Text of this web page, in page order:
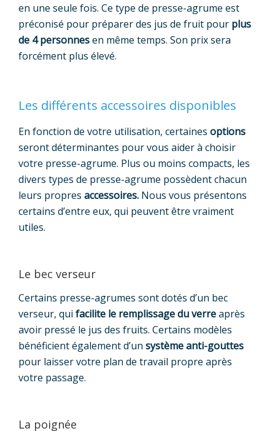
en une seule fois. Ce type de presse-agrume est
préconisé pour préparer des jus de fruit pour plus
de 4 personnesen même temps. Son prix sera
forcément plus élevé.
Les différents accessoires disponibles
En fonction de votre utilisation, certaines options
seront déterminantes pour vous aider à choisir
votre presse-agrume. Plus ou moins compacts, les
divers types de presse-agrume possèdent chacun
leurs propres accessoires. Nous vous présentons
certains d’entre eux, qui peuvent être vraiment
utiles.
Le bec verseur
Certains presse-agrumes sont dotés d’un bec
verseur, qui facilite le remplissage du verreaprès
avoir pressé le jus des fruits. Certains modèles
bénéficient également d’un système anti-gouttes
pour laisser votre plan de travail propre après
votre passage.
La poignée